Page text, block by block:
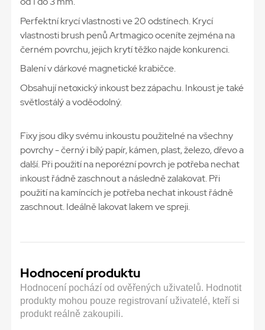
Perfektní krycí vlastnosti ve 20 odstínech. Krycí
vlastnosti brush penů Artmagico oceníte zejména na
černém povrchu, jejich krytí těžko najde konkurenci.
Balení v dárkové magnetické krabičce.
Obsahují netoxický inkoust bez zápachu. Inkoust je také
světlostálý a voděodolný.
Fixy jsou díky svému inkoustu použitelné na všechny
povrchy - černý i bílý papír, kámen, plast, železo, dřevo a
další. Při použití na neporézní povrch je potřeba nechat
inkoust řádně zaschnout a následně zalakovat. Při
použití na kamíncích je potřeba nechat inkoust řádně
zaschnout. Ideálně lakovat lakem ve spreji.
Hodnocení produktu
Hodnocení pochází od ověřených uživatelů. Hodnotit
produkty mohou pouze registrovaní uživatelé, kteří si
produkt reálně zakoupili.